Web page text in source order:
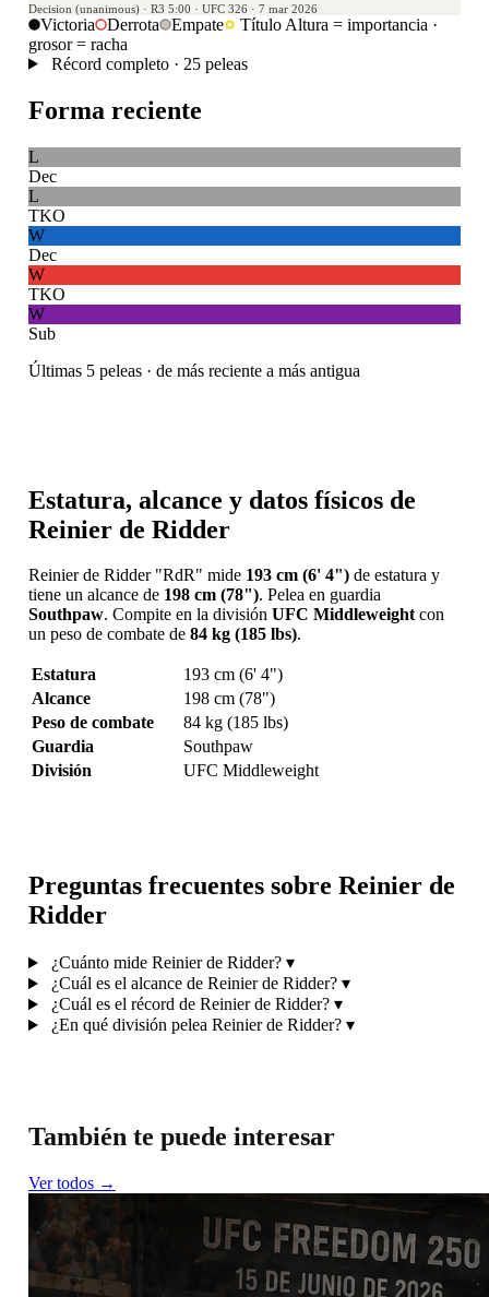
Decision (unanimous) · R3 5:00 · UFC 326 · 7 mar 2026
Victoria Derrota Empate Título Altura = importancia ·
grosor = racha
Récord completo · 25 peleas
Forma reciente
L
Dec
L
TKO
W
Dec
W
TKO
W
Sub
Últimas 5 peleas · de más reciente a más antigua
Estatura, alcance y datos físicos de
Reinier de Ridder
Reinier de Ridder "RdR" mide 193 cm (6' 4")de estatura y
tiene un alcance de 198 cm (78"). Pelea en guardia
Southpaw. Compite en la división UFC Middleweightcon
un peso de combate de 84 kg (185 lbs).
Estatura
193 cm (6' 4")
Alcance
198 cm (78")
Peso de combate
84 kg (185 lbs)
Guardia
Southpaw
División
UFC Middleweight
Preguntas frecuentes sobre Reinier de
Ridder
¿Cuánto mide Reinier de Ridder? ▾
¿Cuál es el alcance de Reinier de Ridder? ▾
¿Cuál es el récord de Reinier de Ridder? ▾
¿En qué división pelea Reinier de Ridder? ▾
También te puede interesar
Ver todos →